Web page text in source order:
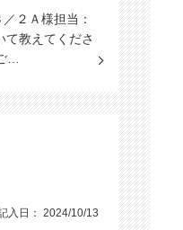
２Ａ様担当：
て教えてくださ
…
入日： 2024/10/13